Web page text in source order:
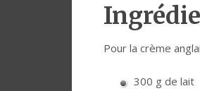
Pour la crème
300 g de lait